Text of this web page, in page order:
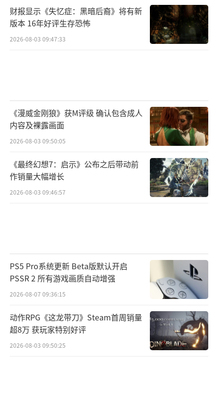
财报显示《失忆症：黑暗后裔》将有新
版本 16年好评生存恐怖
2026-08-03 09:47:33
《漫威金刚狼》获M评级 确认包含成人
内容及裸露画面
2026-08-03 09:50:05
《最终幻想7：启示》公布之后带动前
作销量大幅增长
2026-08-03 09:46:57
PS5 Pro系统更新 Beta版默认开启
PSSR 2 所有游戏画质自动增强
2026-08-07 09:36:15
动作RPG《这龙带刀》Steam首周销量
超8万 获玩家特别好评
2026-08-03 09:50:25